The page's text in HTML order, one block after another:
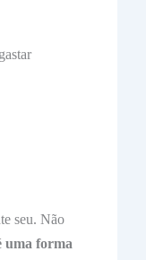
seu. Não
uma forma